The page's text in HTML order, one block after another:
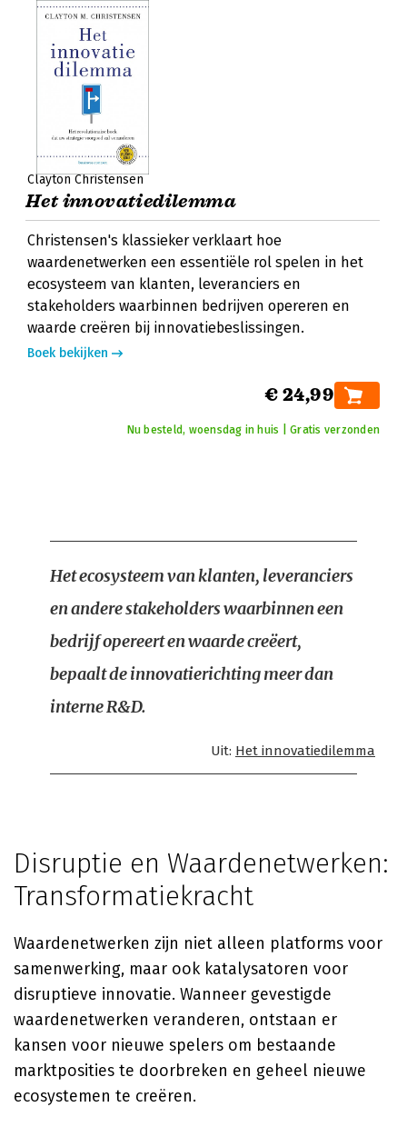
Clayton Christensen
Het innovatiedilemma
Christensen's klassieker verklaart hoe
waardenetwerken een essentiële rol spelen in het
ecosysteem van klanten, leveranciers en
stakeholders waarbinnen bedrijven opereren en
waarde creëren bij innovatiebeslissingen.
Boek bekijken
€ 24,99
Nu besteld, woensdag in huis | Gratis verzonden
Het ecosysteem van klanten, leveranciers
en andere stakeholders waarbinnen een
bedrijf opereert en waarde creëert,
bepaalt de innovatierichting meer dan
interne R&D.
Uit: Het innovatiedilemma
Disruptie en Waardenetwerken:
Transformatiekracht
Waardenetwerken zijn niet alleen platforms voor
samenwerking, maar ook katalysatoren voor
disruptieve innovatie. Wanneer gevestigde
waardenetwerken veranderen, ontstaan er
kansen voor nieuwe spelers om bestaande
marktposities te doorbreken en geheel nieuwe
ecosystemen te creëren.